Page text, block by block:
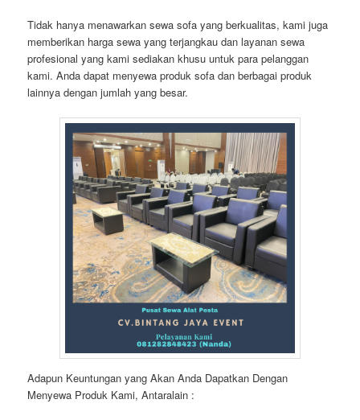
Tidak hanya menawarkan sewa sofa yang berkualitas, kami juga
memberikan harga sewa yang terjangkau dan layanan sewa
profesional yang kami sediakan khusu untuk para pelanggan
kami. Anda dapat menyewa produk sofa dan berbagai produk
lainnya dengan jumlah yang besar.
Adapun Keuntungan yang Akan Anda Dapatkan Dengan
Menyewa Produk Kami, Antaralain :